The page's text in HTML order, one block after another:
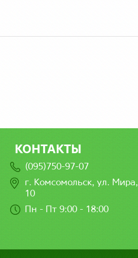
КОНТАКТЫ
(095)750-97-07
г. Комсомольск, ул. Мира,
10
Пн - Пт 9:00 - 18:00